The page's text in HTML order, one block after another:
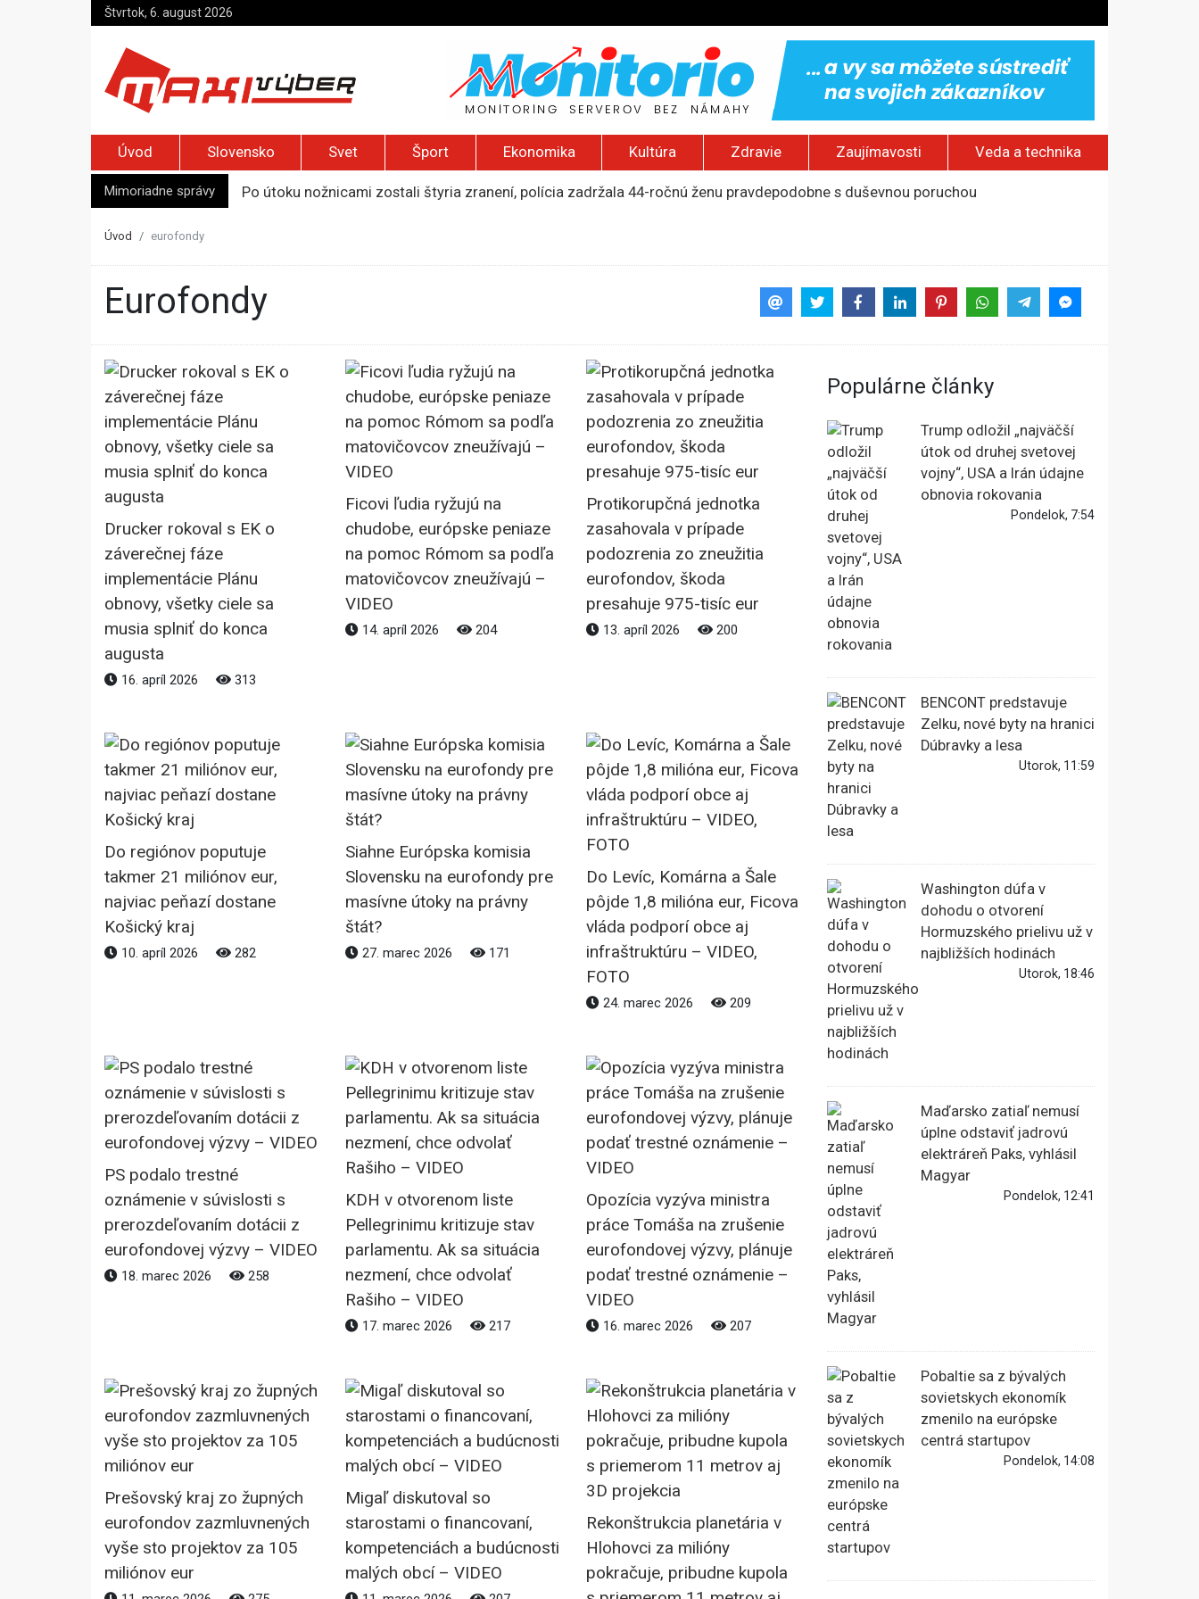
Štvrtok, 6. august 2026
Úvod Slovensko Svet Šport Ekonomika Kultúra Zdravie Zaujímavosti Veda a technika
Mimoriadne správy
Po útoku nožnicami zostali štyria zranení, polícia zadržala 44-ročnú ženu pravdepodobne s duševnou poruchou
Úvod eurofondy
eurofondy
Drucker rokoval s EK o
záverečnej fáze
implementácie Plánu
obnovy, všetky ciele sa
musia splniť do konca
augusta
16. apríl 2026 313
Ficovi ľudia ryžujú na
chudobe, európske peniaze
na pomoc Rómom sa podľa
matovičovcov zneužívajú –
VIDEO
14. apríl 2026 204
Protikorupčná jednotka
zasahovala v prípade
podozrenia zo zneužitia
eurofondov, škoda
presahuje 975-tisíc eur
13. apríl 2026 200
Do regiónov poputuje
takmer 21 miliónov eur,
najviac peňazí dostane
Košický kraj
10. apríl 2026 282
Siahne Európska komisia
Slovensku na eurofondy pre
masívne útoky na právny
štát?
27. marec 2026 171
Do Levíc, Komárna a Šale
pôjde 1,8 milióna eur, Ficova
vláda podporí obce aj
infraštruktúru – VIDEO,
FOTO
24. marec 2026 209
PS podalo trestné
oznámenie v súvislosti s
prerozdeľovaním dotácii z
eurofondovej výzvy – VIDEO
18. marec 2026 258
KDH v otvorenom liste
Pellegrinimu kritizuje stav
parlamentu. Ak sa situácia
nezmení, chce odvolať
Rašiho – VIDEO
17. marec 2026 217
Opozícia vyzýva ministra
práce Tomáša na zrušenie
eurofondovej výzvy, plánuje
podať trestné oznámenie –
VIDEO
16. marec 2026 207
Prešovský kraj zo župných
eurofondov zazmluvnených
vyše sto projektov za 105
miliónov eur
Migaľ diskutoval so
starostami o financovaní,
kompetenciách a budúcnosti
malých obcí – VIDEO
Rekonštrukcia planetária v
Hlohovci za milióny
pokračuje, pribudne kupola
Populárne články
Trump odložil „najväčší
útok od druhej svetovej
vojny“, USA a Irán údajne
obnovia rokovania
Pondelok, 7:54
BENCONT predstavuje
Zelku, nové byty na hranici
Dúbravky a lesa
Utorok, 11:59
Washington dúfa v
dohodu o otvorení
Hormuzského prielivu už v
najbližších hodinách
Utorok, 18:46
Maďarsko zatiaľ nemusí
úplne odstaviť jadrovú
elektráreň Paks, vyhlásil
Magyar
Pondelok, 12:41
Pobaltie sa z bývalých
sovietskych ekonomík
zmenilo na európske
centrá startupov
Pondelok, 14:08